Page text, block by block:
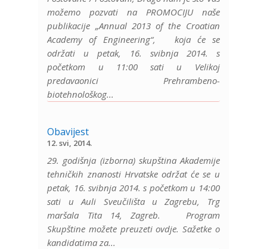
možemo pozvati na PROMOCIJU naše
publikacije „Annual 2013 of the Croatian
Academy of Engineering“, koja će se
održati u petak, 16. svibnja 2014. s
početkom u 11:00 sati u Velikoj
predavaonici Prehrambeno-
biotehnološkog...
Obavijest
12. svi, 2014.
29. godišnja (izborna) skupština Akademije
tehničkih znanosti Hrvatske održat će se u
petak, 16. svibnja 2014. s početkom u 14:00
sati u Auli Sveučilišta u Zagrebu, Trg
maršala Tita 14, Zagreb. Program
Skupštine možete preuzeti ovdje. Sažetke o
kandidatima za...